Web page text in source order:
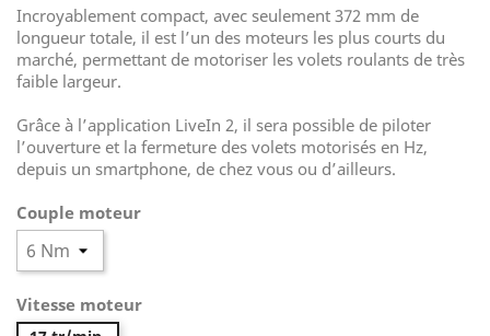
Incroyablement compact, avec seulement 372 mm de
longueur totale, il est l’un des moteurs les plus courts du
marché, permettant de motoriser les volets roulants de très
faible largeur.
Grâce à l’application LiveIn 2, il sera possible de piloter
l’ouverture et la fermeture des volets motorisés en Hz,
depuis un smartphone, de chez vous ou d’ailleurs.
Couple moteur
Vitesse moteur